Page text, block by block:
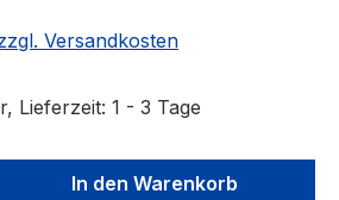
Versandkosten
Lieferzeit: 1 - 3 Tage
Gib den
In den Warenkorb